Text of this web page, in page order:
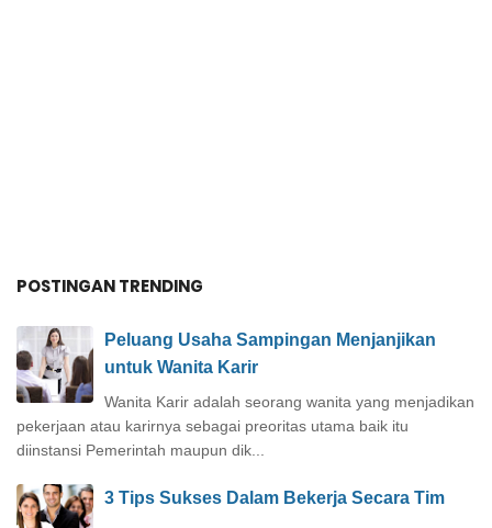
POSTINGAN TRENDING
Peluang Usaha Sampingan Menjanjikan
untuk Wanita Karir
Wanita Karir adalah seorang wanita yang menjadikan
pekerjaan atau karirnya sebagai preoritas utama baik itu
diinstansi Pemerintah maupun dik...
3 Tips Sukses Dalam Bekerja Secara Tim